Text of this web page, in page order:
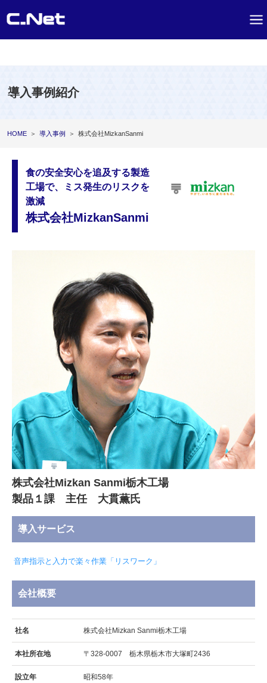
導入事例紹介
HOME ＞ 導入事例 ＞ 株式会社MizkanSanmi
食の安全安心を追及する製造
工場で、ミス発生のリスクを
激減
株式会社MizkanSanmi
株式会社Mizkan Sanmi栃木工場
製品１課 主任 大貫薫氏
導入サービス
音声指示と入力で楽々作業「リスワーク」
会社概要
社名 株式会社Mizkan Sanmi栃木工場
本社所在地 〒328-0007 栃木県栃木市大塚町2436
設立年 昭和58年